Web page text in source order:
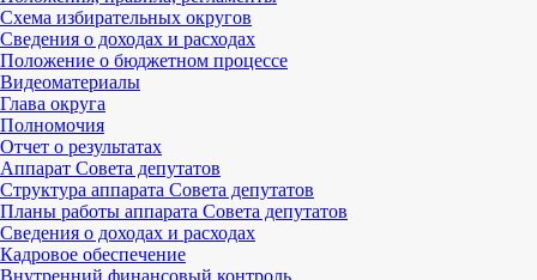
Схема избирательных округов
Сведения о доходах и расходах
Положение о бюджетном процессе
Видеоматериалы
Глава округа
Полномочия
Отчет о результатах
Аппарат Совета депутатов
Структура аппарата Совета депутатов
Планы работы аппарата Совета депутатов
Сведения о доходах и расходах
Кадровое обеспечение
Внутренний финансовый контроль